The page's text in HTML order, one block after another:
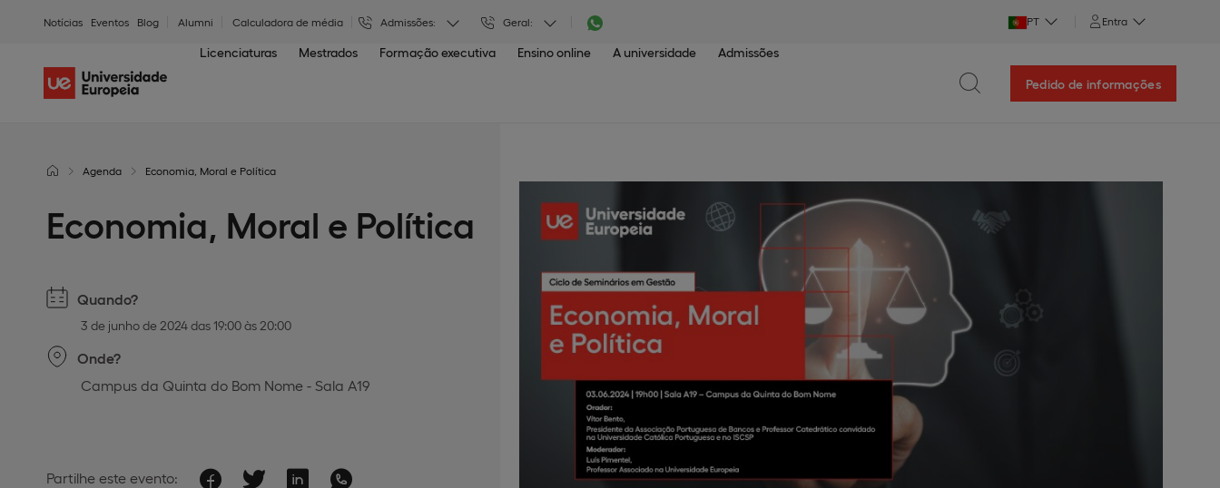
Notícias Eventos Blog Alumni Calculadora de média Admissões: Geral: PT Entra
Licenciaturas Mestrados Formação executiva Ensino online A universidade Admissões
Pedido de informações
Agenda Economia, Moral e Política
Economia, Moral e Política
Quando?
3 de junho de 2024 das 19:00 às 20:00
Onde?
Campus da Quinta do Bom Nome - Sala A19
Partilhe este evento: